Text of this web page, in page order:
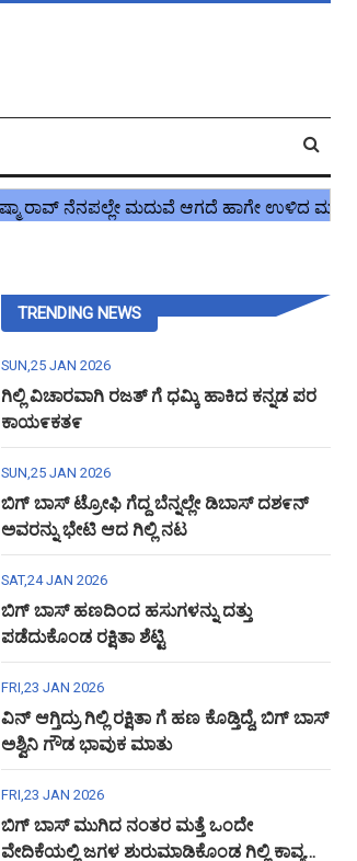
TRENDING NEWS
SUN,25 JAN 2026
ಗಿಲ್ಲಿ ವಿಚಾರವಾಗಿ ರಜತ್ ಗೆ ಧಮ್ಕಿ ಹಾಕಿದ ಕನ್ನಡ ಪರ
ಕಾಯ೯ಕತ೯
SUN,25 JAN 2026
ಬಿಗ್ ಬಾಸ್ ಟ್ರೋಫಿ ಗೆದ್ದ ಬೆನ್ನಲ್ಲೇ ಡಿಬಾಸ್ ದಶ೯ನ್
ಅವರನ್ನು ಭೇಟಿ ಆದ ಗಿಲ್ಲಿ ನಟ
SAT,24 JAN 2026
ಬಿಗ್ ಬಾಸ್ ಹಣದಿಂದ ಹಸುಗಳನ್ನು ದತ್ತು
ಪಡೆದುಕೊಂಡ ರಕ್ಷಿತಾ ಶೆಟ್ಟಿ
FRI,23 JAN 2026
ವಿನ್ ಆಗ್ತಿದ್ರು ಗಿಲ್ಲಿ ರಕ್ಷಿತಾ ಗೆ ಹಣ ಕೊಡ್ತಿದ್ದೆ, ಬಿಗ್ ಬಾಸ್
ಅಶ್ವಿನಿ ಗೌಡ ಭಾವುಕ ಮಾತು
FRI,23 JAN 2026
ಬಿಗ್ ಬಾಸ್ ಮುಗಿದ ನಂತರ ಮತ್ತೆ ಒಂದೇ
ವೇದಿಕೆಯಲ್ಲಿ ಜಗಳ ಶುರುಮಾಡಿಕೊಂಡ ಗಿಲ್ಲಿ ಕಾವ್ಯ